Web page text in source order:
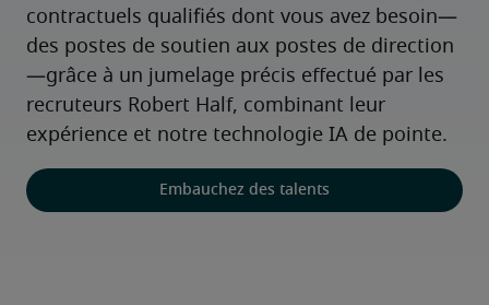
contractuels qualifiés dont vous avez besoin—
des postes de soutien aux postes de direction
—grâce à un jumelage précis effectué par les
recruteurs Robert Half, combinant leur
expérience et notre technologie IA de pointe.
Embauchez des talents